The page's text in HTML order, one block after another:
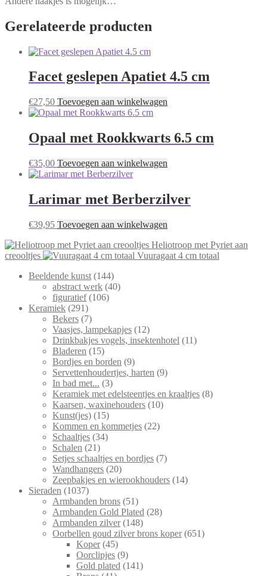
Gerelateerde producten
Facet geslepen Apatiet 4.5 cm
€27,50 Toevoegen aan winkelwagen
Opaal met Rookkwarts 6.5 cm
€35,00 Toevoegen aan winkelwagen
Larimar met Berberzilver
€39,95 Toevoegen aan winkelwagen
Heliotroop met Pyriet aan
creooltjes
Vuuragaat 4 cm totaal
Beeldende kunst 144144
producten
abstract werk 4040
figuratief 106106
Keramiek 291291
producten
Bekers 77
producten
Vaasjes, lampekapjes 1212
producten
Drinkbakjes vogels, insektenhotel 1111
Bladeren 1515
producten
Bordjes en borden 99
producten
Servettenhoudertjes, harten 99
In bad met... 33
producten
Keramiek met edelsteentjes en kraaltjes 88
Kaarsen, waxinehouders 1010
Kunst(jes) 1515
producten
Kommen en kommetjes 2222
Schaaltjes 3434
Schalen 2121
producten
Setjes schaaltjes en bordjes 77
Wandhangers 2020
producten
Zeepbakjes en wierookhouders 1414
Sieraden 10371037
producten
Armbanden brons 5151
producten
Armbanden Gold Plated 2828
Armbanden zilver 148148
producten
Oorbellen goud zilver brons koper 651651
Koper 4545
producten
Oorclipjes 99
producten
Gold plated 141141